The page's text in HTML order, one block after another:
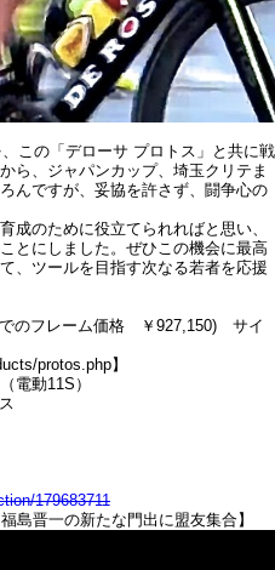
この「デローサ プロトス」と共に戦
ら、ジャパンカップ、埼玉クリテま
んですが、妥協を許さず、闘争心の
成のために役立てられればと思い、
とにしました。ぜひこの機会に最高
、ツールを目指す次なる若者を応援
のフレーム価格 ￥927,150) サイ
protos.php】
電動11S）
179683711
島晋一の新たな門出に盟友集合】